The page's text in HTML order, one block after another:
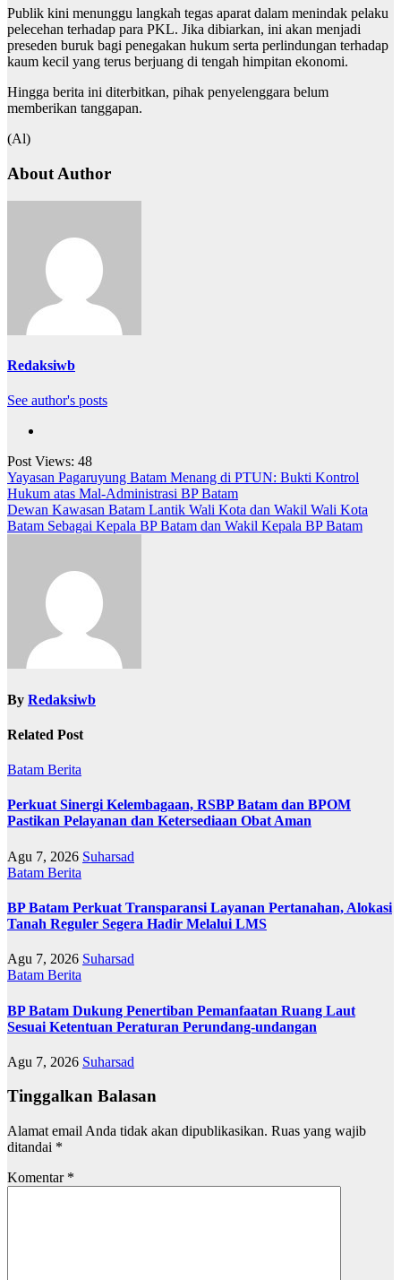
Publik kini menunggu langkah tegas aparat dalam menindak pelaku
pelecehan terhadap para PKL. Jika dibiarkan, ini akan menjadi
preseden buruk bagi penegakan hukum serta perlindungan terhadap
kaum kecil yang terus berjuang di tengah himpitan ekonomi.
Hingga berita ini diterbitkan, pihak penyelenggara belum
memberikan tanggapan.
(Al)
About Author
Redaksiwb
See author's posts
Post Views: 48
Navigasi
pos
Yayasan Pagaruyung Batam Menang di PTUN: Bukti Kontrol
Hukum atas Mal-Administrasi BP Batam
Dewan Kawasan Batam Lantik Wali Kota dan Wakil Wali Kota
Batam Sebagai Kepala BP Batam dan Wakil Kepala BP Batam
By Redaksiwb
Related Post
Batam Berita
Perkuat Sinergi Kelembagaan, RSBP Batam dan BPOM
Pastikan Pelayanan dan Ketersediaan Obat Aman
Agu 7, 2026 Suharsad
Batam Berita
BP Batam Perkuat Transparansi Layanan Pertanahan, Alokasi
Tanah Reguler Segera Hadir Melalui LMS
Agu 7, 2026 Suharsad
Batam Berita
BP Batam Dukung Penertiban Pemanfaatan Ruang Laut
Sesuai Ketentuan Peraturan Perundang-undangan
Agu 7, 2026 Suharsad
Tinggalkan Balasan
Alamat email Anda tidak akan dipublikasikan. Ruas yang wajib
ditandai *
Komentar *